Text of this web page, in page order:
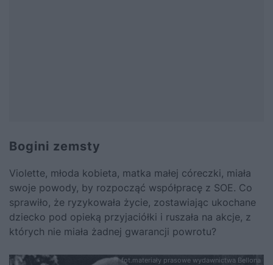
Bogini zemsty
Violette, młoda kobieta, matka małej córeczki, miała
swoje powody, by rozpocząć współpracę z SOE. Co
sprawiło, że ryzykowała życie, zostawiając ukochane
dziecko pod opieką przyjaciółki i ruszała na akcje, z
których nie miała żadnej gwarancji powrotu?
fot.materiały prasowe wydawnictwa Bellona